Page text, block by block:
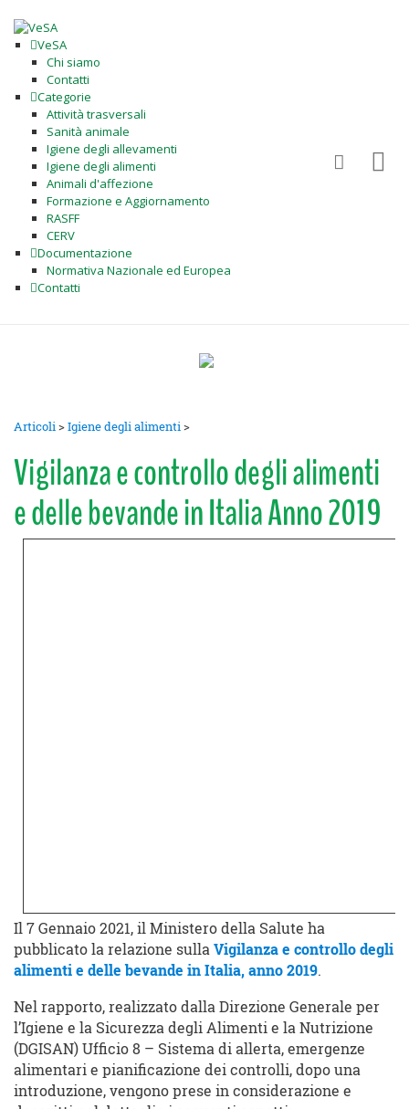
VeSA
Chi siamo
Contatti
Categorie
Attività trasversali
Sanità animale
Igiene degli allevamenti
Igiene degli alimenti
Animali d'affezione
Formazione e Aggiornamento
RASFF
CERV
Documentazione
Normativa Nazionale ed Europea
Contatti
Articoli>Igiene degli alimenti>
Vigilanza e controllo degli alimenti
e delle bevande in Italia Anno 2019
Il 7 Gennaio 2021, il Ministero della Salute ha
pubblicato la relazione sulla Vigilanza e controllo degli
alimenti e delle bevande in Italia, anno 2019.
Nel rapporto, realizzato dalla Direzione Generale per
l’Igiene e la Sicurezza degli Alimenti e la Nutrizione
(DGISAN) Ufficio 8 – Sistema di allerta, emergenze
alimentari e pianificazione dei controlli, dopo una
introduzione, vengono prese in considerazione e